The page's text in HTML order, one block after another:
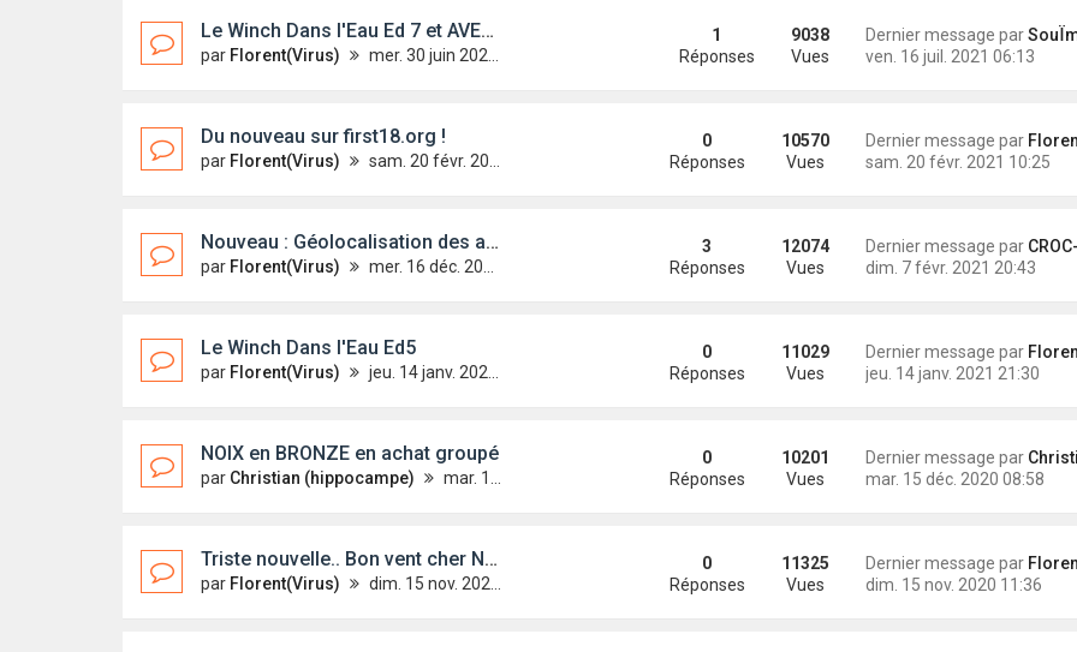
Le Winch Dans l'Eau Ed 7 et AVENIR de l'AP FIRST 18 !
par Florent(Virus) mer. 30 juin 2021 16:10
Dernier message par
ven. 16 juil. 2021 06:13
1
Réponses
9038
Vues
Du nouveau sur first18.org !
par Florent(Virus) sam. 20 févr. 2021 10:25
Dernier message par
sam. 20 févr. 2021 10:25
0
Réponses
10570
Vues
Nouveau : Géolocalisation des adhérents !
par Florent(Virus) mer. 16 déc. 2020 15:35
Dernier message par CROC-
dim. 7 févr. 2021 20:43
3
Réponses
12074
Vues
Le Winch Dans l'Eau Ed5
par Florent(Virus) jeu. 14 janv. 2021 21:30
Dernier message par
jeu. 14 janv. 2021 21:30
0
Réponses
11029
Vues
NOIX en BRONZE en achat groupé
par Christian (hippocampe) mar. 15 déc. 2020 08:58
Dernier message par Christian
mar. 15 déc. 2020 08:58
0
Réponses
10201
Vues
Triste nouvelle.. Bon vent cher Noël(ex-Bisoupic)
par Florent(Virus) dim. 15 nov. 2020 11:36
Dernier message par
dim. 15 nov. 2020 11:36
0
Réponses
11325
Vues